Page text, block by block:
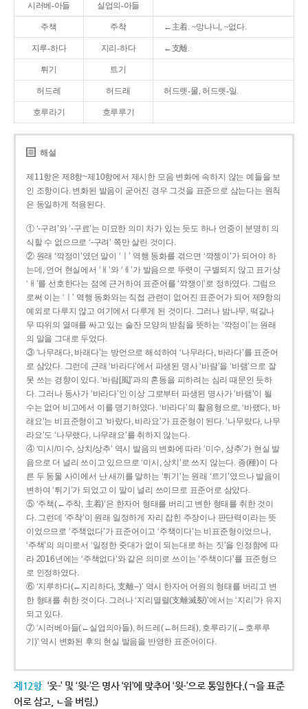
시러베-아들 실업의-아들
주책 주착 ←主着. ~망나니, ~없다.
지루-하다 지리-하다 ←支離.
튀기 트기
허드레 허드래 허드렛-물, 허드렛-일.
호루라기 호루루기
해설
제11항은 제8항~제10항에서 제시한 모음 변화에 속하지 않는 예들을 보
인 조항이다. 변화된 발음이 굳어진 경우 그것을 표준으로 삼는다는 원칙
은 동일하게 적용된다.
① ‘-구려’와 ‘-구료’는 미묘한 의미 차가 있는 듯도 하나 언중이 분명히 의
식할 수 없으므로 ‘-구려’ 쪽만 살린 것이다.
② 원래 ‘깍정이’였던 말이 ‘ㅣ’ 역행 동화를 겪으면 ‘깍젱이’가 되어야 하
는데, 언어 현실에서 ‘ㅐ’와 ‘ㅔ’가 발음으로 뚜렷이 구별되지 않고 표기상
‘ㅐ’를 선호한다는 점에 근거하여 표준어를 ‘깍쟁이’로 정하였다. 그럼으
로써 이는 ‘ㅣ’ 역행 동화와는 직접 관련이 없어진 표준어가 되어 제9항의
예외로 다루지 않고 여기에서 다루게 된 것이다. 그러나 밤나무, 떡갈나
무 따위의 열매를 싸고 있는 술잔 모양의 받침을 뜻하는 ‘깍정이’는 원래
의 말을 그대로 두었다.
③ ‘나무래다, 바래다’는 방언으로 해석하여 ‘나무라다, 바라다’를 표준어
로 삼았다. 그런데 근래 ‘바라다’에서 파생된 명사 ‘바람’을 ‘바램’으로 잘
못 쓰는 경향이 있다. ‘바람[風]’과의 혼동을 피하려는 심리 때문인 듯하
다. 그러나 동사가 ‘바라다’인 이상 그로부터 파생된 명사가 ‘바램’이 될
수는 없어 비고에서 이를 명기하였다. ‘바라다’의 활용형으로, ‘바랬다, 바
래요’는 비표준형이고 ‘바랐다, 바라요’가 표준형이 된다. ‘나무랐다, 나무
라요’도 ‘나무랬다, 나무래요’를 취하지 않는다.
④ ‘미시/미수, 상치/상추’ 역시 발음의 변화에 따라 ‘미수, 상추’가 현실 발
음으로 더 널리 쓰이고 있으므로 ‘미시, 상치’로 쓰지 않는다. 종(種)이 다
른 두 동물 사이에서 난 새끼를 말하는 ‘튀기’는 원래 ‘트기’였으나 발음이
변하여 ‘튀기’가 되었고 이 말이 널리 쓰이므로 표준어로 삼았다.
⑤ ‘주책(←주착, 主着)’은 한자어 형태를 버리고 변한 형태를 취한 것이
다. 그런데 ‘주착’이 원래 일정하게 자리 잡힌 주장이나 판단력이라는 뜻
이었으므로 ‘주책없다’가 표준어이고 ‘주책이다’는 비표준형이었으나,
‘주책’의 의미로서 ‘일정한 줏대가 없이 되는대로 하는 짓’을 인정함에 따
라 2016년에는 ‘주책없다’와 같은 의미로 쓰이는 ‘주책이다’를 표준형으
로 인정하였다.
⑥ ‘지루하다(←지리하다, 支離--)’ 역시 한자어 어원의 형태를 버리고 변
한 형태를 취한 것이다. 그러나 ‘지리멸렬(支離滅裂)’에서는 ‘지리’가 유지
되고 있다.
⑦ ‘시러베아들(←실업의아들), 허드레(←허드래), 호루라기(←호루루
기)’ 역시 변화된 후의 현실 발음을 반영한 표준어이다.
제12항 ‘웃-’ 및 ‘윗-’은 명사 ‘위’에 맞추어 ‘윗-’으로 통일한다.(ㄱ을 표준
어로 삼고, ㄴ을 버림.)